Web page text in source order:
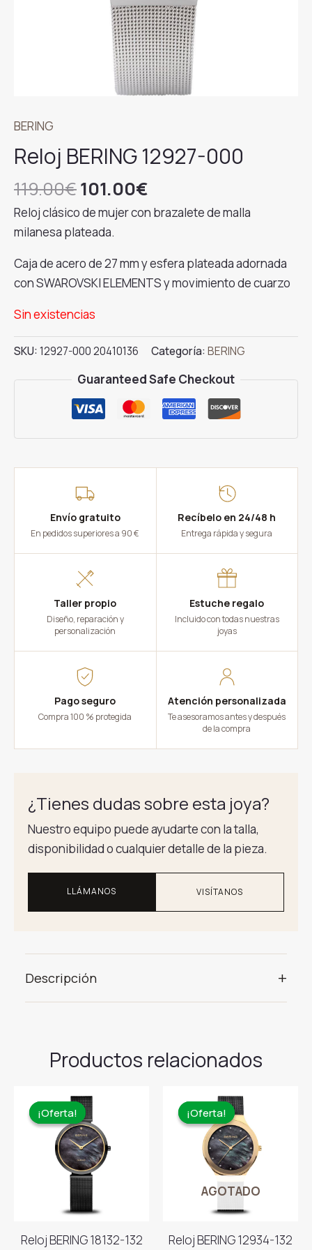
BERING
Reloj BERING 12927-000
119.00€El
precio
original
119.00€.
101.00€
precio
101.00€.
Reloj clásico de mujer con brazalete de malla
milanesa plateada.
Caja de acero de 27 mm y esfera plateada adornada
con SWAROVSKI ELEMENTS y movimiento de cuarzo
Sin existencias
SKU:12927-000 20410136 Categoría:BERING
Guaranteed Safe Checkout
Envío gratuito
En pedidos superiores a 90 €
Recíbelo en 24/48 h
Entrega rápida y segura
Taller propio
Diseño, reparación y
personalización
Estuche regalo
Incluido con todas nuestras
joyas
Pago seguro
Compra 100 % protegida
Atención personalizada
Te asesoramos antes y después
de la compra
¿Tienes dudas sobre esta joya?
Nuestro equipo puede ayudarte con la talla,
disponibilidad o cualquier detalle de la pieza.
LLÁMANOS VISÍTANOS
Descripción +
Productos relacionados
¡Oferta!
¡Oferta!
Reloj BERING 18132-132
¡Oferta!
AGOTADO
¡Oferta!
Reloj BERING 12934-132